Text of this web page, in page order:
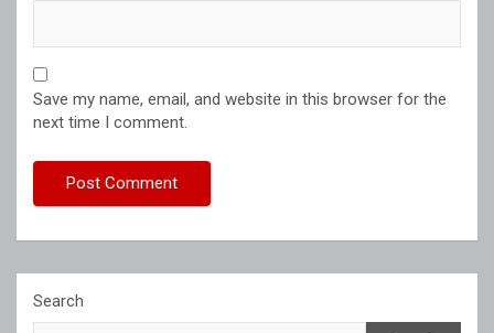
Save my name, email, and website in this browser for the
next time I comment.
Search